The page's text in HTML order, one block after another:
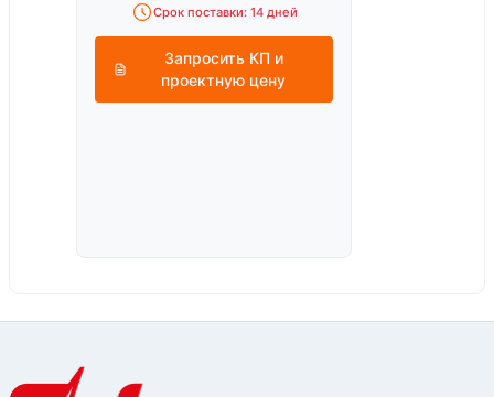
Срок поставки: 14 дней
Запросить КП и
проектную цену